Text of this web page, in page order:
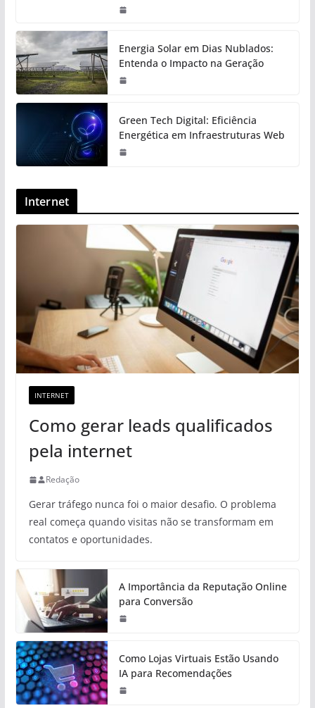
Energia Solar em Dias Nublados:
Entenda o Impacto na Geração
Green Tech Digital: Eficiência
Energética em Infraestruturas Web
Internet
INTERNET
Como gerar leads qualificados
pela internet
Redação
Gerar tráfego nunca foi o maior desafio. O problema
real começa quando visitas não se transformam em
contatos e oportunidades.
A Importância da Reputação Online
para Conversão
Como Lojas Virtuais Estão Usando
IA para Recomendações